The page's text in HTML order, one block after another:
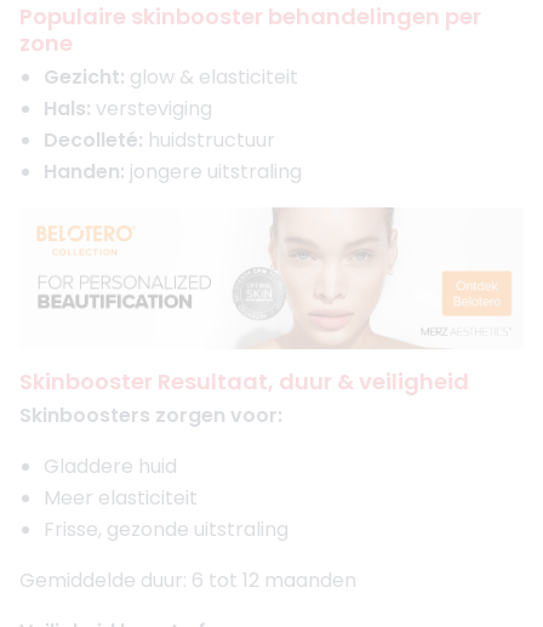
Populaire skinbooster behandelingen per
zone
Gezicht: glow & elasticiteit
Hals: versteviging
Decolleté: huidstructuur
Handen: jongere uitstraling
Skinbooster Resultaat, duur & veiligheid
Skinboosters zorgen voor:
Gladdere huid
Meer elasticiteit
Frisse, gezonde uitstraling
Gemiddelde duur: 6 tot 12 maanden